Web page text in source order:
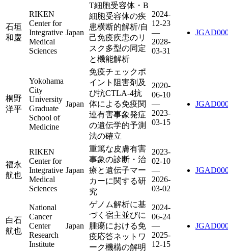
石垣
和慶
RIKEN
Center for
Integrative
Medical
Sciences
Japan
T細胞受容体・B
細胞受容体の疾
患横断的解析/自
己免疫疾患のリ
スク多型の同定
と機能解析
2024-
12-23
—
2028-
03-31
桐野
洋平
Yokohama
City
University
Graduate
School of
Medicine
Japan
免疫チェックポ
イント阻害剤及
び抗CTLA-4抗
体による免疫関
連有害事象発症
の遺伝学的予測
法の確立
2020-
06-10
—
2023-
03-15
福永
航也
RIKEN
Center for
Integrative
Medical
Sciences
Japan
重篤な皮膚有害
事象の診断・治
療と遺伝子マー
カーに関する研
究
2023-
02-10
—
2026-
03-02
白石
航也
National
Cancer
Center
Research
Institute
Japan
ゲノム解析に基
づく宿主並びに
腫瘍における免
疫応答ネットワ
ーク機構の解明
2024-
06-24
—
2025-
12-15